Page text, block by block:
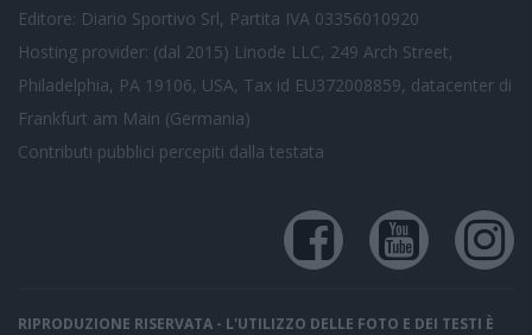
Editore: Diario Sportivo Srl, Partita IVA 03356010920
Hosting provider: (dal 2015) Linode LLC, 249 Arch Street,
Philadelphia, PA 19106, USA, Tax id EU372008859, datacenter di
Frankfurt am Main (Germania)
Contributi pubblici percepiti dalla testata
RIPRODUZIONE RISERVATA - L'UTILIZZO DELLE FOTO E DEI TESTI È